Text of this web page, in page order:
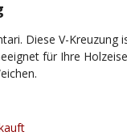
Diese V-Kreuzung
für Ihre